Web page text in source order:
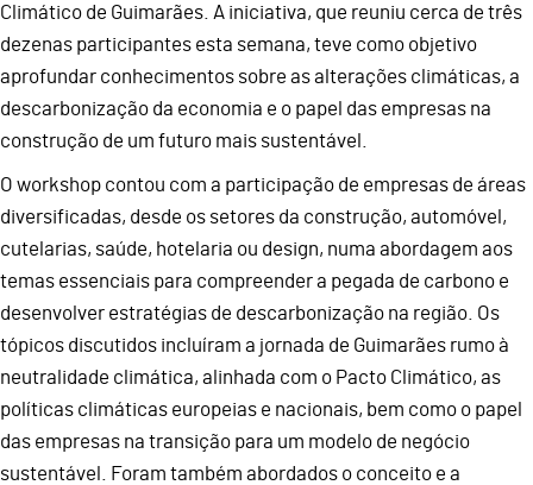
Climático de Guimarães. A iniciativa, que reuniu cerca de três
dezenas participantes esta semana, teve como objetivo
aprofundar conhecimentos sobre as alterações climáticas, a
descarbonização da economia e o papel das empresas na
construção de um futuro mais sustentável.
O workshop contou com a participação de empresas de áreas
diversificadas, desde os setores da construção, automóvel,
cutelarias, saúde, hotelaria ou design, numa abordagem aos
temas essenciais para compreender a pegada de carbono e
desenvolver estratégias de descarbonização na região. Os
tópicos discutidos incluíram a jornada de Guimarães rumo à
neutralidade climática, alinhada com o Pacto Climático, as
políticas climáticas europeias e nacionais, bem como o papel
das empresas na transição para um modelo de negócio
sustentável. Foram também abordados o conceito e a